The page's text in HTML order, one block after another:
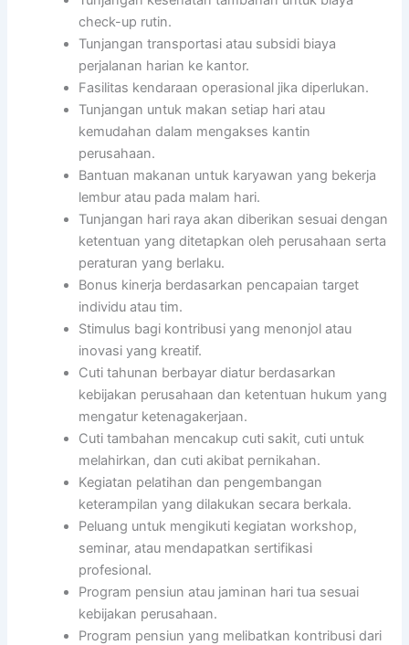
check-up rutin.
Tunjangan transportasi atau subsidi biaya
perjalanan harian ke kantor.
Fasilitas kendaraan operasional jika diperlukan.
Tunjangan untuk makan setiap hari atau
kemudahan dalam mengakses kantin
perusahaan.
Bantuan makanan untuk karyawan yang bekerja
lembur atau pada malam hari.
Tunjangan hari raya akan diberikan sesuai dengan
ketentuan yang ditetapkan oleh perusahaan serta
peraturan yang berlaku.
Bonus kinerja berdasarkan pencapaian target
individu atau tim.
Stimulus bagi kontribusi yang menonjol atau
inovasi yang kreatif.
Cuti tahunan berbayar diatur berdasarkan
kebijakan perusahaan dan ketentuan hukum yang
mengatur ketenagakerjaan.
Cuti tambahan mencakup cuti sakit, cuti untuk
melahirkan, dan cuti akibat pernikahan.
Kegiatan pelatihan dan pengembangan
keterampilan yang dilakukan secara berkala.
Peluang untuk mengikuti kegiatan workshop,
seminar, atau mendapatkan sertifikasi
profesional.
Program pensiun atau jaminan hari tua sesuai
kebijakan perusahaan.
Program pensiun yang melibatkan kontribusi dari